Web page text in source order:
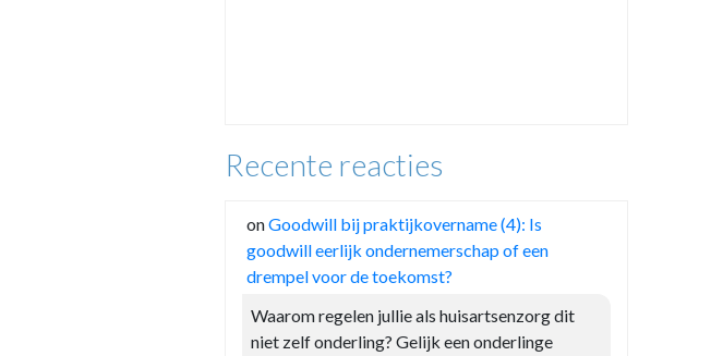
Recente reacties
onGoodwill bij praktijkovername (4): Is
goodwill eerlijk ondernemerschap of een
drempel voor de toekomst?
Waarom regelen jullie als huisartsenzorg dit
niet zelf onderling? Gelijk een onderlinge